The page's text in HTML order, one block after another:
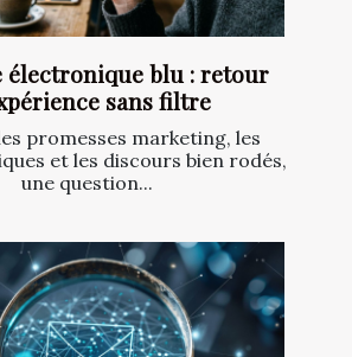
électronique blu : retour
sans filtre
promesses marketing, les
et les discours bien rodés,
une question...